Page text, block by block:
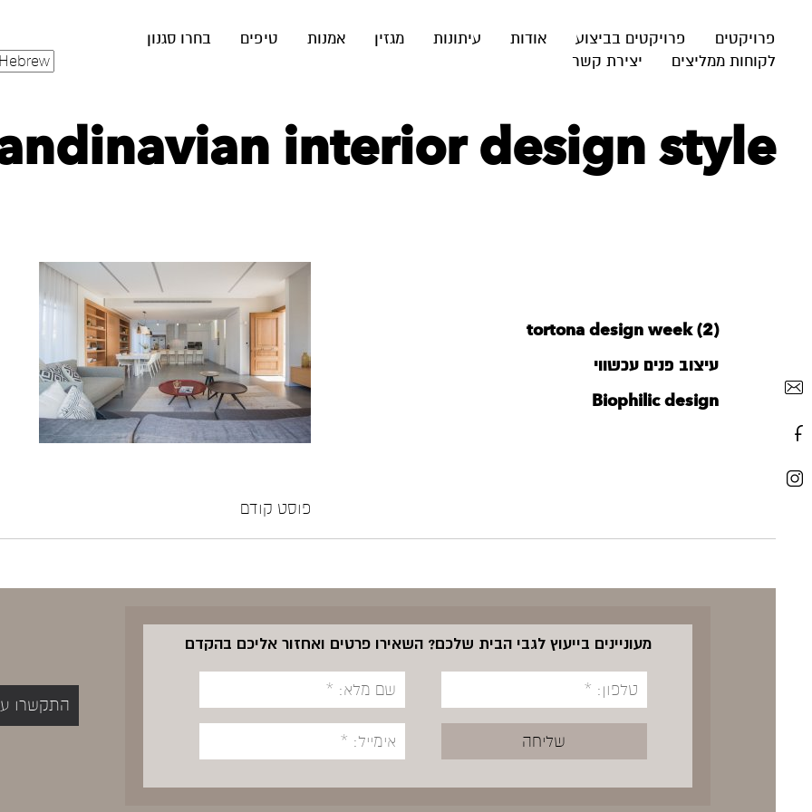
פרויקטים פרויקטים בביצוע אודות עיתונות מגזין אמנות טיפים
בחרו סגנון
לקוחות ממליצים
יצירת קשר
interior design style‬‏ (19)
tortona design week (2)
עיצוב פנים עכשווי
Biophilic design
פוסט קודם
מעוניינים בייעוץ לגבי הבית שלכם? השאירו פרטים ואחזור אליכם בהקדם
התקשרו עכשיו